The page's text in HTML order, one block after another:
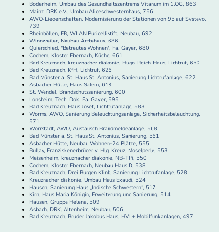
Bodenheim, Umbau des Gesundheitszentrums Vitanum im 1.OG, 863
Mainz, DRK e.V., Umbau Aliceschwesternhaus, 756
AWO-Liegenschaften, Modernisierung der Stationen von 95 auf Systevo,
739
Rheinböllen, FB, WLAN Puricellistift, Neubau, 692
Winnweiler, Neubau Ärztehaus, 686
Quierschied, "Betreutes Wohnen", Fa. Gayer, 680
Cochem, Kloster Ebernach, Küche, 661
Bad Kreuznach, kreuznacher diakonie, Hugo-Reich-Haus, Lichtruf, 650
Bad Kreuznach, KfH, Lichtruf, 626
Bad Münster a. St. Haus St. Antonius, Sanierung Lichtrufanlage, 622
Asbacher Hütte, Haus Salem, 619
St. Wendel, Brandschutzsanierung, 600
Lonsheim, Tech. Dok. Fa. Gayer, 595
Bad Kreuznach, Haus Josef, Lichtrufanlage, 583
Worms, AWO, Sanierung Beleuchtungsanlage, Sicherheitsbeleuchtung,
571
Wörrstadt, AWO, Austausch Brandmeldeanlage, 568
Bad Münster a. St. Haus St. Antonius, Sanierung, 561
Asbacher Hütte, Neubau Wohnen-24 Plätze, 555
Bullay, Franziskenerbrüder v. Hlg. Kreuz, Moselperle, 553
Meisenheim, kreuznacher diakonie, NB-TPi, 550
Cochem, Kloster Ebernach, Neubau Haus D, 538
Bad Kreuznach, Drei Burgen Klink, Sanierung Lichtrufanlage, 528
Kreuznacher diakonie, Umbau Haus Exaudi, 524
Hausen, Sanierung Haus „Indische Schwestern“, 517
Kirn, Haus Maria Königin, Erweiterung und Sanierung, 514
Hausen, Gruppe Helena, 509
Asbach, DRK, Altenheim, Neubau, 506
Bad Kreuznach, Bruder Jakobus Haus, HVI + Mobilfunkanlagen, 497